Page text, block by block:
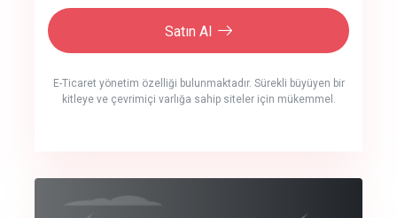
Satın Al
E-Ticaret yönetim özelliği bulunmaktadır. Sürekli büyüyen bir
kitleye ve çevrimiçi varlığa sahip siteler için mükemmel.
crm auto cync